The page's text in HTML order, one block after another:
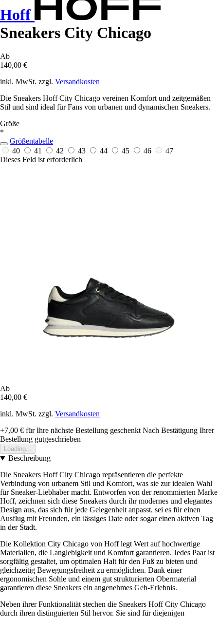
Hoff
Sneakers City Chicago
Ab
140,00 €
inkl. MwSt. zzgl. Versandkosten
Die Sneakers Hoff City Chicago vereinen Komfort und zeitgemäßen
Stil und sind ideal für Fans von urbanen und dynamischen Sneakers.
Größe
*
Größentabelle
40
41 42 43 44 45 46
47
Dieses Feld ist erforderlich
Ab
140,00 €
inkl. MwSt. zzgl. Versandkosten
+7,00 € für Ihre nächste Bestellung geschenkt Nach Bestätigung Ihrer
Bestellung gutgeschrieben
Loading...
Beschreibung
Die Sneakers Hoff City Chicago repräsentieren die perfekte
Verbindung von urbanem Stil und Komfort, was sie zur idealen Wahl
für Sneaker-Liebhaber macht. Entworfen von der renommierten Marke
Hoff, zeichnen sich diese Sneakers durch ihr modernes und elegantes
Design aus, das sich für jede Gelegenheit anpasst, sei es für einen
Ausflug mit Freunden, ein lässiges Date oder sogar einen aktiven Tag
in der Stadt.
Die Kollektion City Chicago von Hoff legt Wert auf hochwertige
Materialien, die Langlebigkeit und Komfort garantieren. Jedes Paar ist
sorgfältig gestaltet, um optimalen Halt für den Fuß zu bieten und
gleichzeitig Bewegungsfreiheit zu ermöglichen. Dank einer
ergonomischen Sohle und einem gut strukturierten Obermaterial
garantieren diese Sneakers ein angenehmes Geh-Erlebnis.
Neben ihrer Funktionalität stechen die Sneakers Hoff City Chicago
durch ihren distinguierten Stil hervor. Sie sind für diejenigen